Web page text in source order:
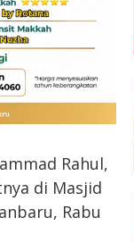
Rahul,
di Masjid
Rabu